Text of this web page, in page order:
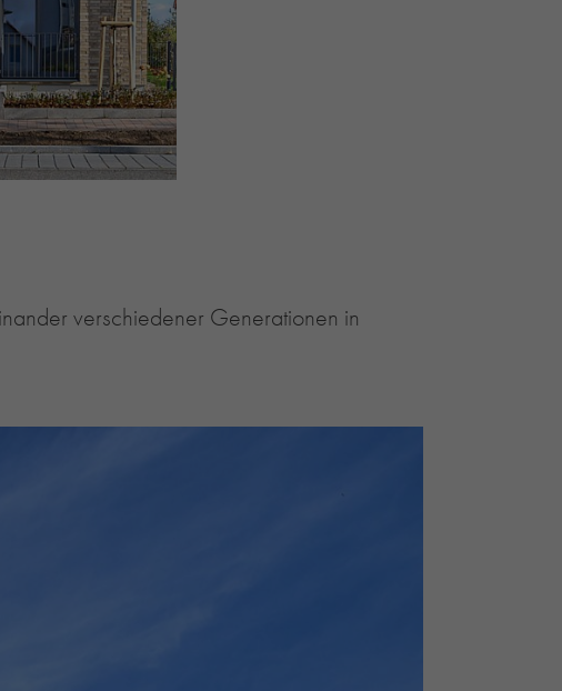
verschiedener Generationen in